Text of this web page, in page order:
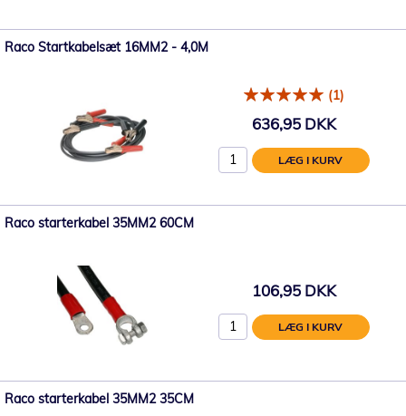
Raco Startkabelsæt 16MM2 - 4,0M
(1)
636,95 DKK
LÆG I KURV
Raco starterkabel 35MM2 60CM
106,95 DKK
LÆG I KURV
Raco starterkabel 35MM2 35CM